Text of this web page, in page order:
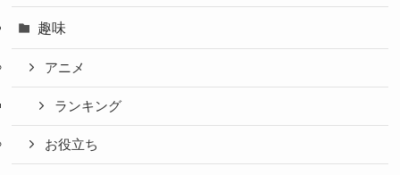
趣味
アニメ
ランキング
お役立ち